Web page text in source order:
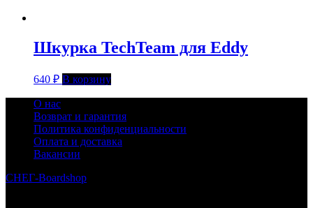
Шкурка TechTeam для Eddy
640 ₽ В корзину
О нас
Возврат и гарантия
Политика конфиденциальности
Оплата и доставка
Вакансии
СНЕГ-Boardshop